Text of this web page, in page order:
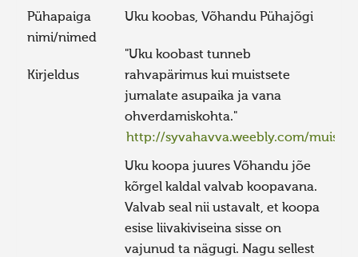
Pühapaiga
nimi/nimed
Uku koobas, Võhandu Pühajõgi
Kirjeldus
"Uku koobast tunneb
rahvapärimus kui muistsete
jumalate asupaika ja vana
ohverdamiskohta."
http://syvahavva.weebly.com/
Uku koopa juures Võhandu jõe
kõrgel kaldal valvab koopavana.
Valvab seal nii ustavalt, et koopa
esise liivakiviseina sisse on
vajunud ta nägugi. Nagu sellest